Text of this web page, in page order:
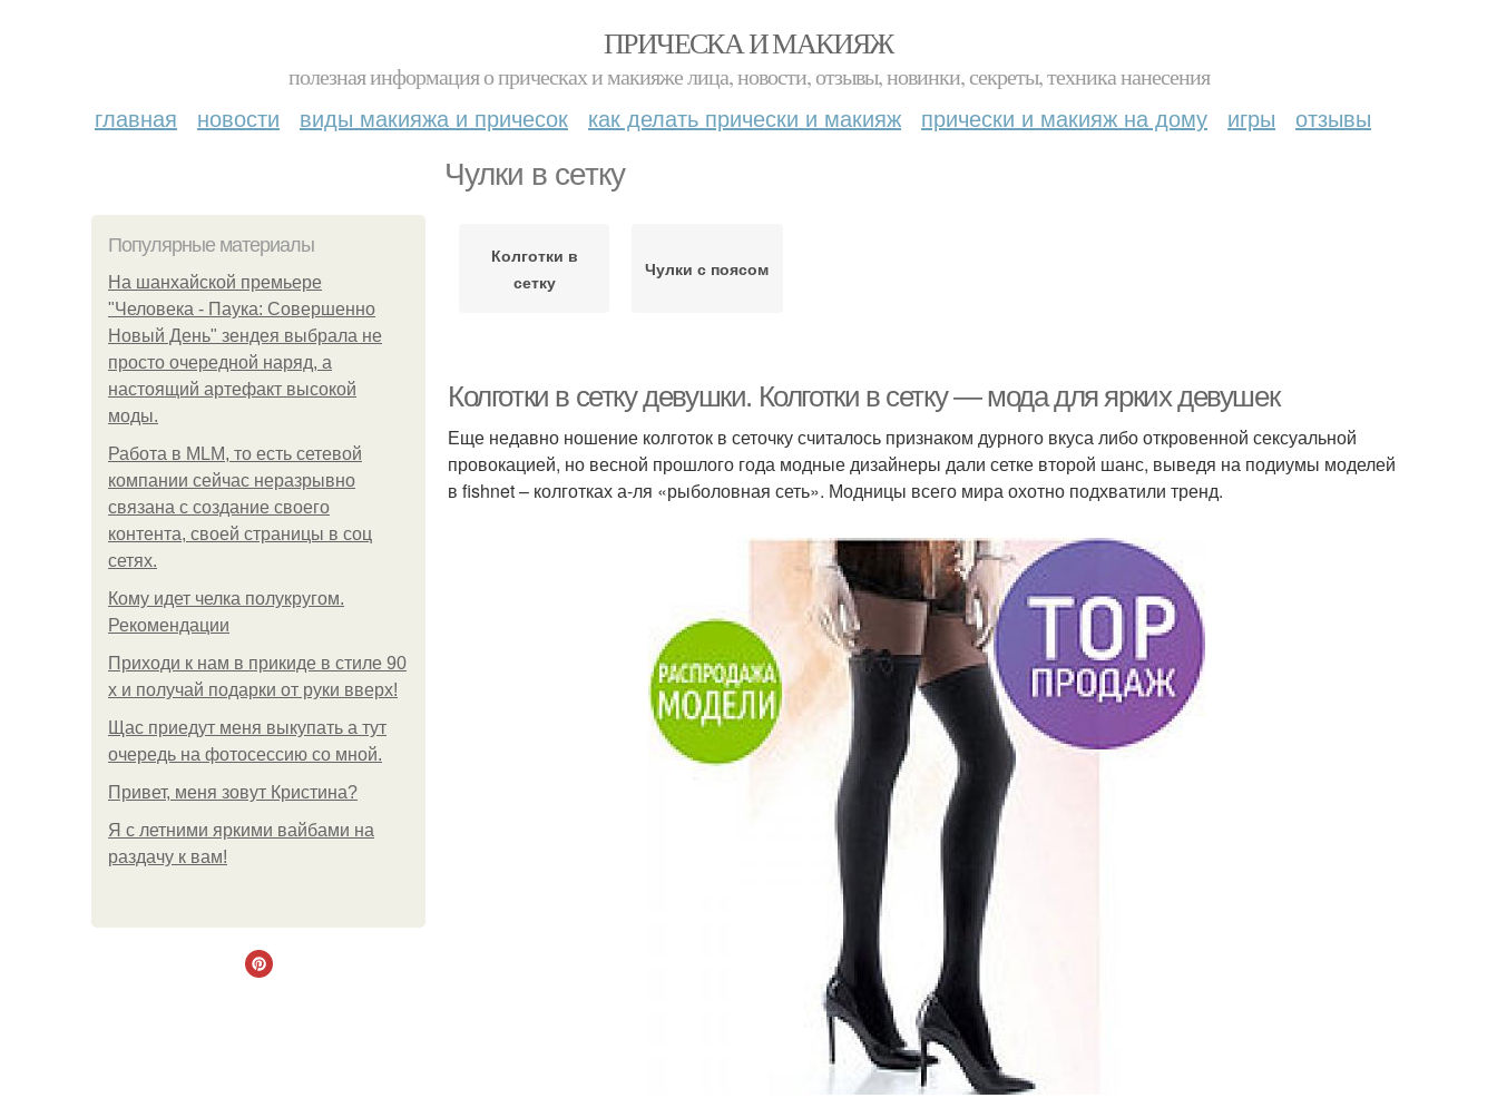
ПРИЧЕСКА И МАКИЯЖ
полезная информация о прическах и макияже лица, новости, отзывы, новинки, секреты, техника нанесения
главная новости виды макияжа и причесок как делать прически и макияж прически и макияж на дому игры отзывы
Чулки в сетку
Популярные материалы
На шанхайской премьере
"Человека - Паука: Совершенно
Новый День" зендея выбрала не
просто очередной наряд, а
настоящий артефакт высокой
моды.
Работа в MLM, то есть сетевой
компании сейчас неразрывно
связана с создание своего
контента, своей страницы в соц
сетях.
Кому идет челка полукругом.
Рекомендации
Приходи к нам в прикиде в стиле 90
х и получай подарки от руки вверх!
Щас приедут меня выкупать а тут
очередь на фотосессию со мной.
Привет, меня зовут Кристина?
Я с летними яркими вайбами на
раздачу к вам!
Колготки в
сетку
Чулки с поясом
Колготки в сетку девушки. Колготки в сетку — мода для ярких девушек
Еще недавно ношение колготок в сеточку считалось признаком дурного вкуса либо откровенной сексуальной
провокацией, но весной прошлого года модные дизайнеры дали сетке второй шанс, выведя на подиумы моделей
в fishnet – колготках а-ля «рыболовная сеть». Модницы всего мира охотно подхватили тренд.